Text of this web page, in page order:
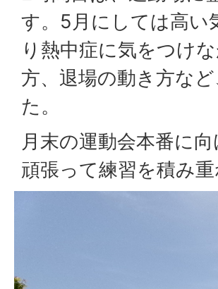
す。5月にしては高い
り熱中症に気をつけ
方、退場の動き方な
た。
月末の運動会本番に
頑張って練習を積み